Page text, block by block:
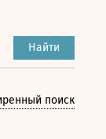
Найти
поиск